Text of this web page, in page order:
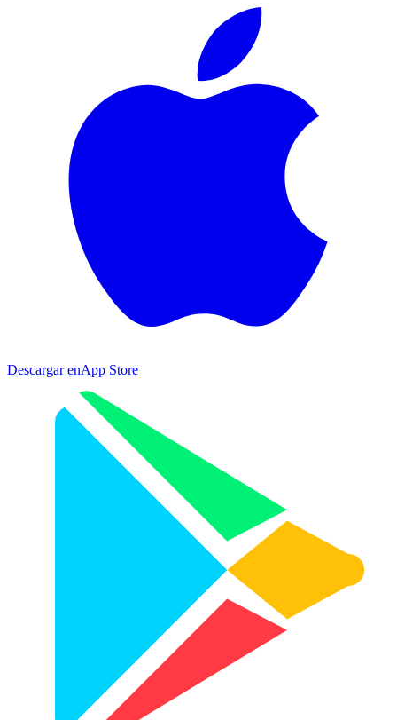
Descargar enApp Store